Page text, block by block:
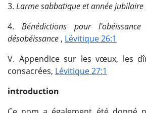
3. Larme sabbatique et année jubilaire
4. Bénédictions pour
désobéissance , Lévitique 26:1
V. Appendice sur les vœux, les
consacrées, Lévitique 27:1
introduction